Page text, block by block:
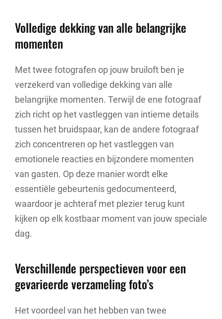
Volledige dekking van alle belangrijke
momenten
Met twee fotografen op jouw bruiloft ben je
verzekerd van volledige dekking van alle
belangrijke momenten. Terwijl de ene fotograaf
zich richt op het vastleggen van intieme details
tussen het bruidspaar, kan de andere fotograaf
zich concentreren op het vastleggen van
emotionele reacties en bijzondere momenten
van gasten. Op deze manier wordt elke
essentiële gebeurtenis gedocumenteerd,
waardoor je achteraf met plezier terug kunt
kijken op elk kostbaar moment van jouw speciale
dag.
Verschillende perspectieven voor een
gevarieerde verzameling foto’s
Het voordeel van het hebben van twee